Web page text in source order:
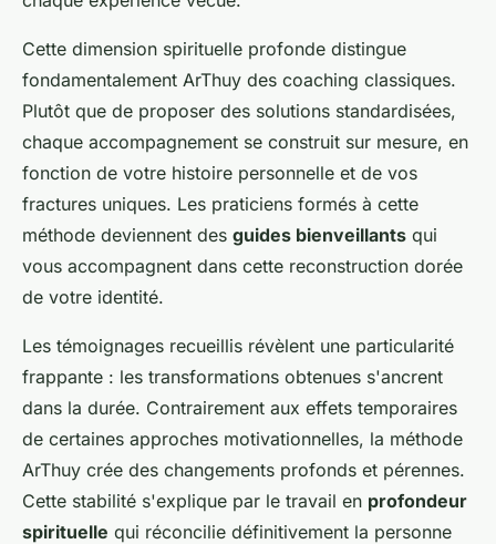
Cette dimension spirituelle profonde distingue
fondamentalement ArThuy des coaching classiques.
Plutôt que de proposer des solutions standardisées,
chaque accompagnement se construit sur mesure, en
fonction de votre histoire personnelle et de vos
fractures uniques. Les praticiens formés à cette
méthode deviennent des guides bienveillants qui
vous accompagnent dans cette reconstruction dorée
de votre identité.
Les témoignages recueillis révèlent une particularité
frappante : les transformations obtenues s'ancrent
dans la durée. Contrairement aux effets temporaires
de certaines approches motivationnelles, la méthode
ArThuy crée des changements profonds et pérennes.
Cette stabilité s'explique par le travail en profondeur
spirituelle qui réconcilie définitivement la personne